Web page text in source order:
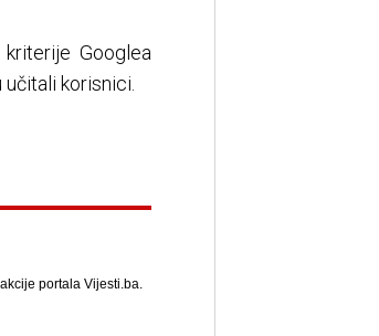
Googlea
korisnici.
portala Vijesti.ba.